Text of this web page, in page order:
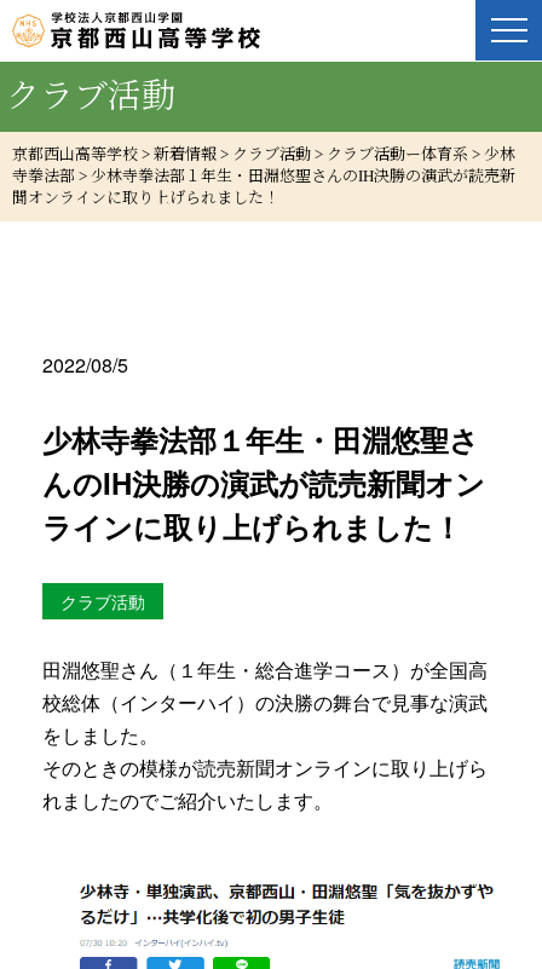
クラブ活動
京都西山高等学校 > 新着情報 > クラブ活動 > クラブ活動ー体育系 > 少林
寺拳法部 > 少林寺拳法部１年生・田淵悠聖さんのIH決勝の演武が読売新
聞オンラインに取り上げられました！
2022/08/5
少林寺拳法部１年生・田淵悠聖さ
んのIH決勝の演武が読売新聞オン
ラインに取り上げられました！
クラブ活動
田淵悠聖さん（１年生・総合進学コース）が全国高
校総体（インターハイ）の決勝の舞台で見事な演武
をしました。
そのときの模様が読売新聞オンラインに取り上げら
れましたのでご紹介いたします。